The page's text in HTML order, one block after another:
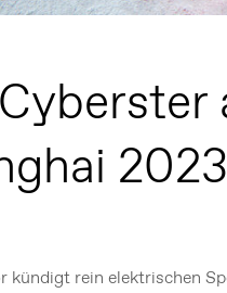
kündigt rein elektrischen